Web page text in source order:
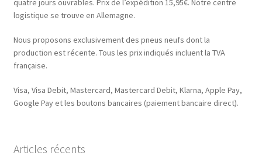
quatre jours ouvrables. Prix de l’expédition 15,95€. Notre centre
logistique se trouve en Allemagne.
Nous proposons exclusivement des pneus neufs dont la
production est récente. Tous les prix indiqués incluent la TVA
française.
Visa, Visa Debit, Mastercard, Mastercard Debit, Klarna, Apple Pay,
Google Pay et les boutons bancaires (paiement bancaire direct).
Articles récents